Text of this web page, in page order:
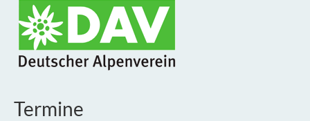
Termine